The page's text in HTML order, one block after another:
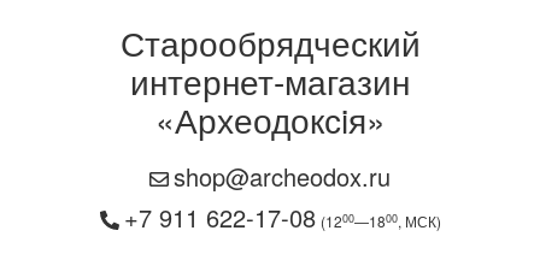
Старообрядческий
интернет-магазин
«Археодоксiя»
shop@archeodox.ru
+7 911 622-17-08 (1200—1800, МСК)